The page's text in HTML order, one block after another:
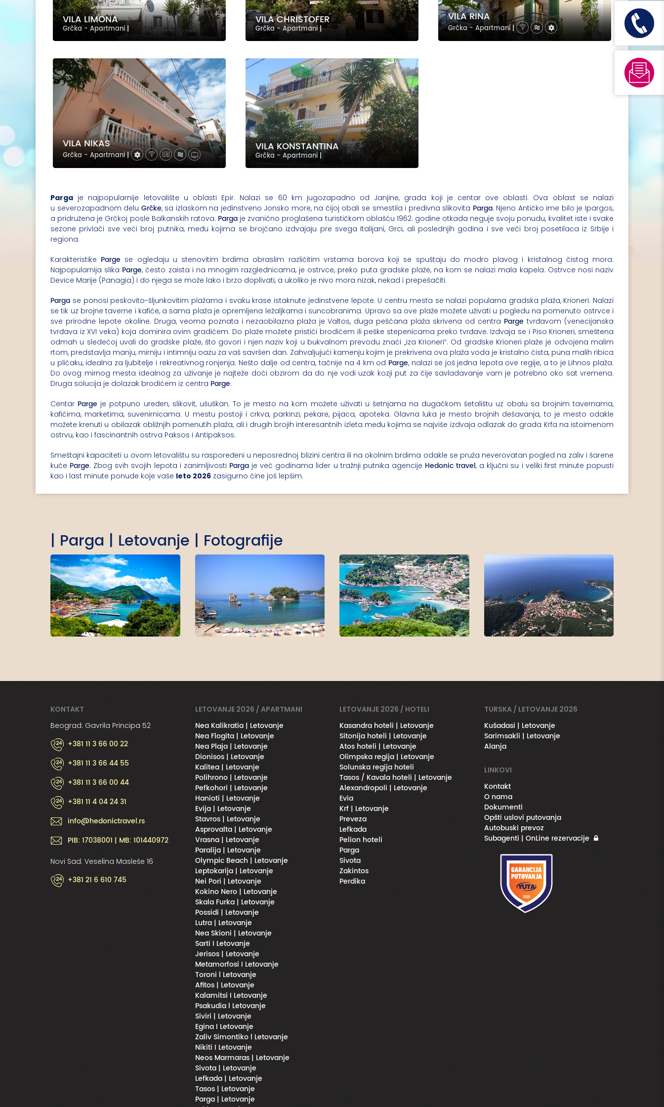
VILA LIMONA
Grčka - Apartmani|
VILA CHRISTOFER
Grčka - Apartmani|
VILA RINA
Grčka - Apartmani|
VILA NIKAS
Grčka - Apartmani|
VILA KONSTANTINA
Grčka - Apartmani |
Parga je najpopularnije letovalište u oblasti Epir. Nalazi se 60 km jugozapadno od Janjine, grada koji je centar ove oblasti. Ova oblast se nalazi
u severozapadnom delu Grčke, sa izlaskom na jedinstveno Jonsko more, na čijoj obali se smestila i predivna slikovita Parga. Njeno Antičko ime bilo je Ipargos,
a pridružena je Grčkoj posle Balkanskih ratova. Pargaje zvanično proglašena turističkom oblašću 1962. godine otkada neguje svoju ponudu, kvalitet iste i svake
sezone privlači sve veći broj putnika, među kojima se brojčano izdvajaju pre svega Italijani, Grci, ali poslednjih godina i sve veći broj posetilaca iz Srbije i
regiona.
Karakteristike Parge se ogledaju u stenovitim brdima obraslim različitim vrstama borova koji se spuštaju do modro plavog i kristalnog čistog mora.
Najpopularnija slika Parge, često zaista i na mnogim razglednicama, je ostrvce, preko puta gradske plaže, na kom se nalazi mala kapela. Ostrvce nosi naziv
Device Marije (Panagia) i do njega se može lako i brzo doplivati, a ukoliko je nivo mora nizak, nekad i prepešačiti.
Parga se ponosi peskovito-šljunkovitim plažama i svaku krase istaknute jedinstvene lepote. U centru mesta se nalazi popularna gradska plaža, Krioneri. Nalazi
se tik uz brojne taverne i kafiće, a sama plaža je opremljena ležaljkama i suncobranima. Upravo sa ove plaže možete uživati u pogledu na pomenuto ostrvce i
sve prirodne lepote okoline. Druga, veoma poznata i nezaobilazna plaža je Valtos, duga peščana plaža skrivena od centra Parge tvrđavom (venecijanska
tvrđava iz XVI veka) koja dominira ovim gradićem. Do plaže možete pristići brodićem ili peške stepenicama preko tvrđave. Izdvaja se i Piso Krioneri, smeštena
odmah u sledećoj uvali do gradske plaže, što govori i njen naziv koji u bukvalnom prevodu znaći „iza Krioneri“. Od gradske Krioneri plaže je odvojena malim
rtom, predstavlja manju, mirniju i intimniju oazu za vaš savršen dan. Zahvaljujući kamenju kojim je prekrivena ova plaža voda je kristalno čista, puna malih ribica
u plićaku, idealna za ljubitelje i rekreativnog ronjenja. Nešto dalje od centra, tačnije na 4 km od Parge, nalazi se još jedna lepota ove regije, a to je Lihnos plaža.
Do ovog mirnog mesta idealnog za uživanje je najteže doći obzirom da do nje vodi uzak kozji put za čije savladavanje vam je potrebno oko sat vremena.
Druga solucija je dolazak brodićem iz centra Parge.
Centar Parge je potpuno uređen, slikovit, ušuškan. To je mesto na kom možete uživati u šetnjama na dugačkom šetalištu uz obalu sa brojnim tavernama,
kafićima, marketima, suvenirnicama. U mestu postoji i crkva, parkinzi, pekare, pijaca, apoteka. Glavna luka je mesto brojnih dešavanja, to je mesto odakle
možete krenuti u obilazak obližnjih pomenutih plaža, ali i drugih brojih interesantnih izleta među kojima se najviše izdvaja odlazak do grada Krfa na istoimenom
ostrvu, kao i fascinantnih ostrva Paksos i Antipaksos.
Smeštajni kapaciteti u ovom letovalištu su raspoređeni u neposrednoj blizini centra ili na okolnim brdima odakle se pruža neverovatan pogled na zaliv i šarene
kuće Parge. Zbog svih svojih lepota i zanimljivosti Pargaje već godinama lider u tražnji putnika agencije Hedonic travel, a ključni su i veliki first minute popusti
kao i last minute ponude koje vaše leto 2026 zasigurno čine još lepšim.
| Parga | Letovanje | Fotografije
KONTAKT
Beograd: Gavrila Principa 52
+381 11 3 66 00 22
+381 11 3 66 44 55
+381 11 3 66 00 44
+381 11 4 04 24 31
info@hedonictravel.rs
PIB: 17038001 | MB: 101440972
Novi Sad: Veselina Masleše 16
+381 21 6 610 745
LETOVANJE 2026 / APARTMANI
Nea Kalikratia | Letovanje
Nea Flogita | Letovanje
Nea Plaja | Letovanje
Dionisos | Letovanje
Kalitea | Letovanje
Polihrono | Letovanje
Pefkohori | Letovanje
Hanioti | Letovanje
Evija | Letovanje
Stavros | Letovanje
Asprovalta | Letovanje
Vrasna | Letovanje
Paralija | Letovanje
Olympic Beach | Letovanje
Leptokarija | Letovanje
Nei Pori | Letovanje
Kokino Nero | Letovanje
Skala Furka | Letovanje
Possidi | Letovanje
Lutra | Letovanje
Nea Skioni | Letovanje
Sarti I Letovanje
Jerisos | Letovanje
Metamorfosi I Letovanje
Toroni l Letovanje
Afitos | Letovanje
Kalamitsi I Letovanje
Psakudia l Letovanje
Siviri | Letovanje
Egina I Letovanje
Zaliv Simontiko l Letovanje
Nikiti I Letovanje
Neos Marmaras | Letovanje
Sivota | Letovanje
Lefkada | Letovanje
Tasos | Letovanje
Parga | Letovanje
LETOVANJE 2026 / HOTELI
Kasandra hoteli | Letovanje
Sitonija hoteli | Letovanje
Atos hoteli | Letovanje
Olimpska regija | Letovanje
Solunska regija hoteli
Tasos / Kavala hoteli | Letovanje
Alexandropoli | Letovanje
Evia
Krf | Letovanje
Preveza
Lefkada
Pelion hoteli
Parga
Sivota
Zakintos
Perdika
TURSKA / LETOVANJE 2026
Kušadasi | Letovanje
Sarimsakli | Letovanje
Alanja
LINKOVI
Kontakt
O nama
Dokumenti
Opšti uslovi putovanja
Autobuski prevoz
Subagenti | OnLine rezervacije